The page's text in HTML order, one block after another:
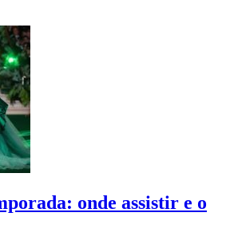
onde assistir e o